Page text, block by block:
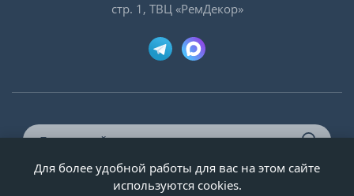
стр. 1, ТВЦ «РемДекор»
© ООО «Двери-и-точка», ИНН 5020092947, 1995-2026 г.
Для более удобной работы для вас на этом сайте
используются cookies.